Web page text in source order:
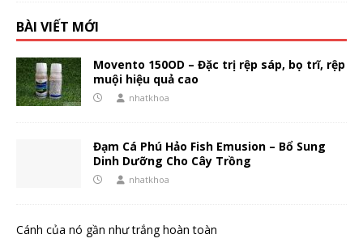
BÀI VIẾT MỚI
Movento 150OD – Đặc trị rệp sáp, bọ trĩ, rệp
muội hiệu quả cao
nhatkhoa
Đạm Cá Phú Hảo Fish Emusion – Bổ Sung
Dinh Dưỡng Cho Cây Trồng
nhatkhoa
Cánh của nó gần như trắng hoàn toàn